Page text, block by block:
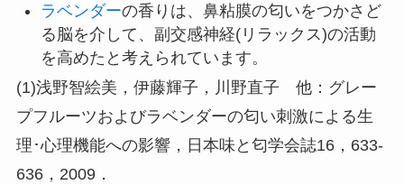
ラベンダーの香りは、鼻粘膜の匂いをつかさど
る脳を介して、副交感神経(リラックス)の活動
を高めたと考えられています。
(1)浅野智絵美，伊藤輝子，川野直子 他：グレー
プフルーツおよびラベンダーの匂い刺激による生
理･心理機能への影響，日本味と匂学会誌16，633-
636，2009．